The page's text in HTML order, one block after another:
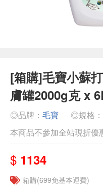
[箱購]毛寶小蘇
膚罐2000g克 x
◎品牌： 毛寶
◎規格
本商品不參加全站現折優
$ 1134
箱購(699免基本運費)